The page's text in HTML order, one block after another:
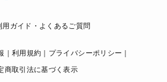
用ガイド・よくあるご質問
利用規約
プライバシーポリシー
商取引法に基づく表示